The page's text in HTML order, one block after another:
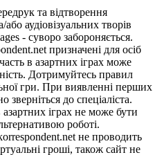
та відтворення
аудіовізуальних творів
- суворо забороняється.
призначені для осіб
в азартних іграх може
Дотримуйтесь правил
гри. При виявленні перших
зверніться до спеціаліста.
іграх не може бути
роботі.
не проводить
гроші, також сайт не